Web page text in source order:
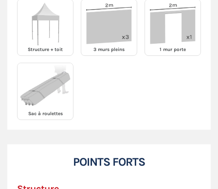
Structure + toit 3 murs pleins 1 mur porte
Sac à roulettes
POINTS FORTS